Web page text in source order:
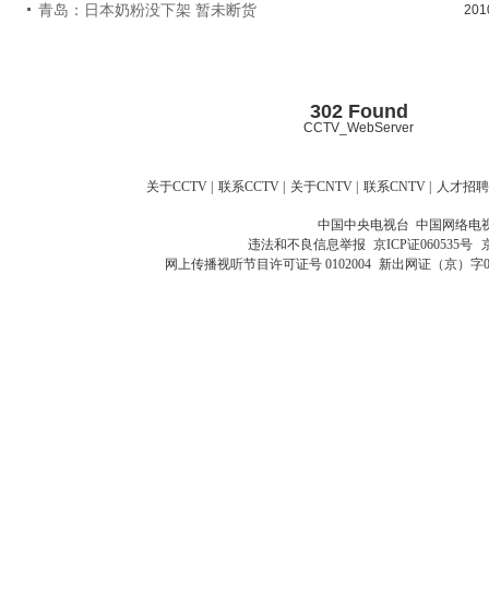
青岛：日本奶粉没下架 暂未断货
302 Found
CCTV_WebServer
关于CCTV 联系CCTV 关于CNTV 联系CNTV 人才招聘
中国中央电视台 中国网络电
违法和不良信息举报 京ICP证060535号
网上传播视听节目许可证号 0102004 新出网证（京）